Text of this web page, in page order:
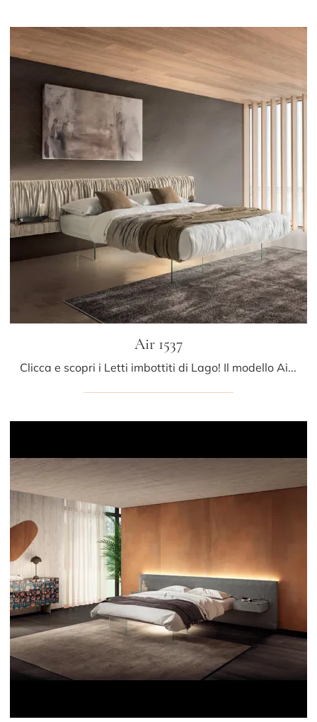
Air 1537
Clicca e scopri i Letti imbottiti di Lago! Il modello Air 1537 in tessuto ti sta aspettando nelle versioni matrimoniali.